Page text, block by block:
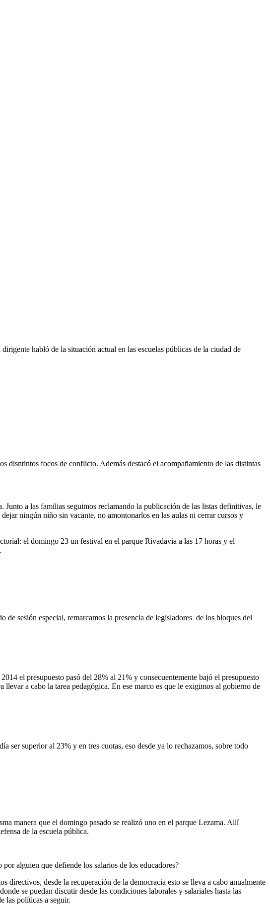
habló de la situación actual en las escuelas públicas de la ciudad de
disntintos focos de conflicto. Además destacó el acompañamiento de las distintas
Junto a las familias seguimos reclamando la publicación de las listas definitivas, le
ningún niño sin vacante, no amontonarlos en las aulas ni cerrar cursos y
el domingo 23 un festival en el parque Rivadavia a las 17 horas y el
de sesión especial, remarcamos la presencia de legisladores de los bloques del
el presupuesto pasó del 28% al 21% y consecuentemente bajó el presupuesto
a cabo la tarea pedagógica. En ese marco es que le exigimos al gobierno de
ser superior al 23% y en tres cuotas, eso desde ya lo rechazamos, sobre todo
manera que el domingo pasado se realizó uno en el parque Lezama. Allí
de la escuela pública.
alguien que defiende los salarios de los educadores?
directivos, desde la recuperación de la democracia esto se lleva a cabo anualmente
se puedan discutir desde las condiciones laborales y salariales hasta las
las políticas a seguir.